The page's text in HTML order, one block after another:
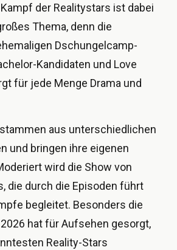
der Realitystars ist dabei
Thema, denn die
Dschungelcamp-
Kandidaten und Love
für jede Menge Drama und
aus unterschiedlichen
und bringen ihre eigenen
wird die Show von
die durch die Episoden führt
begleitet. Besonders die
hat für Aufsehen gesorgt,
Reality-Stars